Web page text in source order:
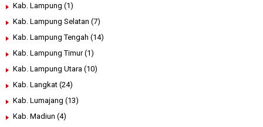
Kab. Lampung (1)
Kab. Lampung Selatan (7)
Kab. Lampung Tengah (14)
Kab. Lampung Timur (1)
Kab. Lampung Utara (10)
Kab. Langkat (24)
Kab. Lumajang (13)
Kab. Madiun (4)